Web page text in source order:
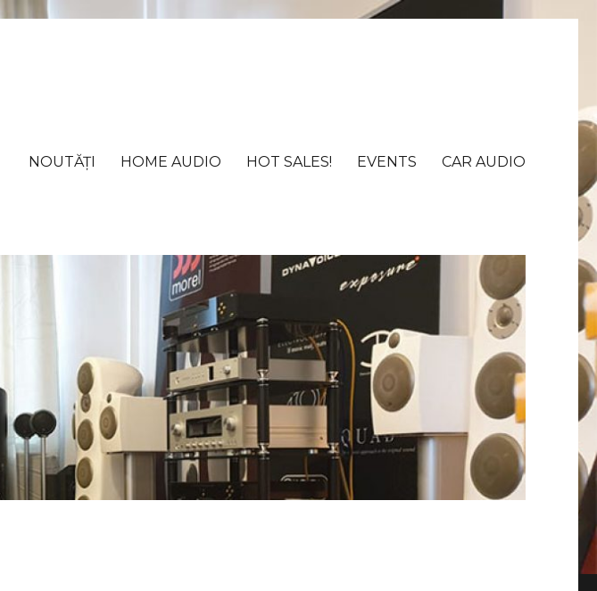
NOUTĂȚI HOME AUDIO HOT SALES! EVENTS CAR AUDIO